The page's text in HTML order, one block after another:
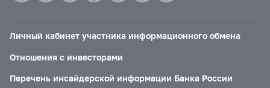
Личный кабинет участника информационного обмена
Отношения с инвесторами
Перечень инсайдерской информации Банка России